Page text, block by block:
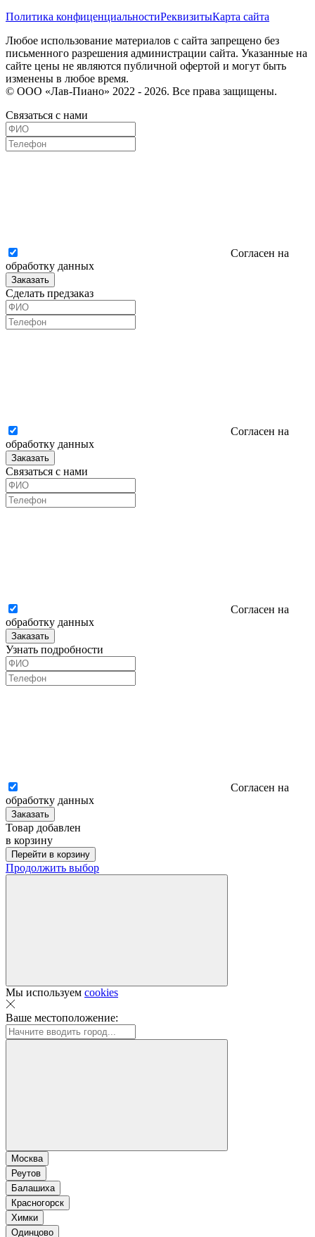
Политика конфиценциальностиРеквизитыКарта сайта
Любое использование материалов с сайта запрещено без
письменного разрешения администрации сайта. Указанные на
сайте цены не являются публичной офертой и могут быть
изменены в любое время.
© ООО «Лав-Пиано» 2022 - 2026. Все права защищены.
Связаться с нами
Согласен на
обработку данных
Заказать
Сделать предзаказ
Согласен на
обработку данных
Заказать
Связаться с нами
Согласен на
обработку данных
Заказать
Узнать подробности
Согласен на
обработку данных
Заказать
Товар добавлен
в корзину
Перейти в корзину
Продолжить выбор
Мы используем cookies
Ваше местоположение:
Москва
Реутов
Балашиха
Красногорск
Химки
Одинцово